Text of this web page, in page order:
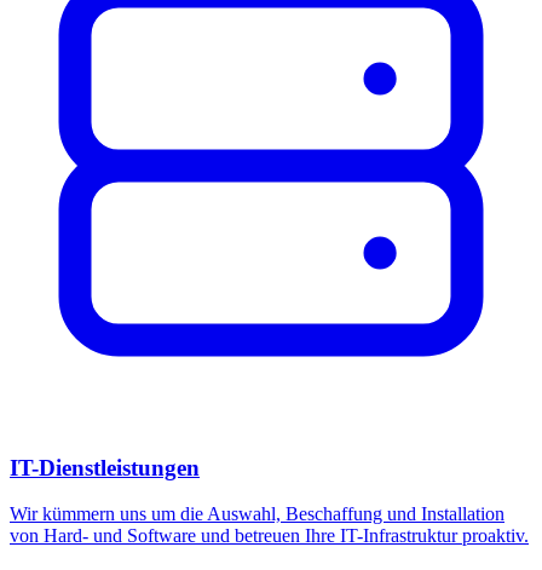
IT-Dienstleistungen
Wir kümmern uns um die Auswahl, Beschaffung und Installation
von Hard- und Software und betreuen Ihre IT-Infrastruktur proaktiv.